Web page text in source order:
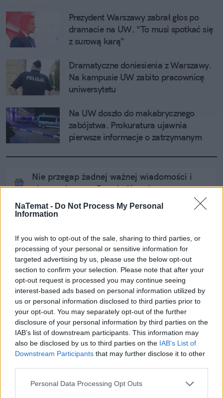
NaTemat - Do Not Process My Personal
Information
If you wish to opt-out of the sale, sharing to third parties, or
processing of your personal or sensitive information for
targeted advertising by us, please use the below opt-out
section to confirm your selection. Please note that after your
opt-out request is processed you may continue seeing
interest-based ads based on personal information utilized by
us or personal information disclosed to third parties prior to
your opt-out. You may separately opt-out of the further
disclosure of your personal information by third parties on the
IAB’s list of downstream participants. This information may
also be disclosed by us to third parties on the IAB’s List of
Downstream Participants that may further disclose it to other
Personal Data Processing Opt Outs
Prezydent Warszawy zabrał głos po
dramacie na UW. "To musi spotkać się
z surową karą"
Dramatyczne doniesienia z Warszawy.
Na kampusie UW zabito pracownicę
uniwersytetu
Na UW doszło do makabrycznego
zabójstwa. Prokuratura ujawnia
pierwsze informacje o zatrzymanym
Nie przegap żadnej ważnej wiadomości i
obserwuj nas w Google News!
Więcej:
Uniwersytet Warszawski Adam Bodnar
Natalia Kamińska
Obserwuj
Absolwentka dziennikarstwa na UMCS i